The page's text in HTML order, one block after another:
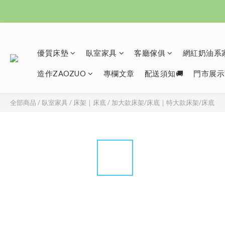
優質床墊 臥室家具 客廳傢俱 網紅奶油
造作ZAOZUO 專欄文章 配送須知🚚 門市展
全部商品 / 臥室家具 / 床架｜床底/ 加大款床架/床底｜特大款床架/床底